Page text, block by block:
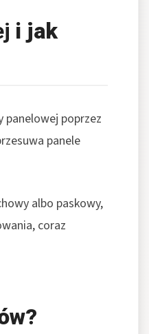
i jak
poprzez
panele
albo paskowy,
coraz